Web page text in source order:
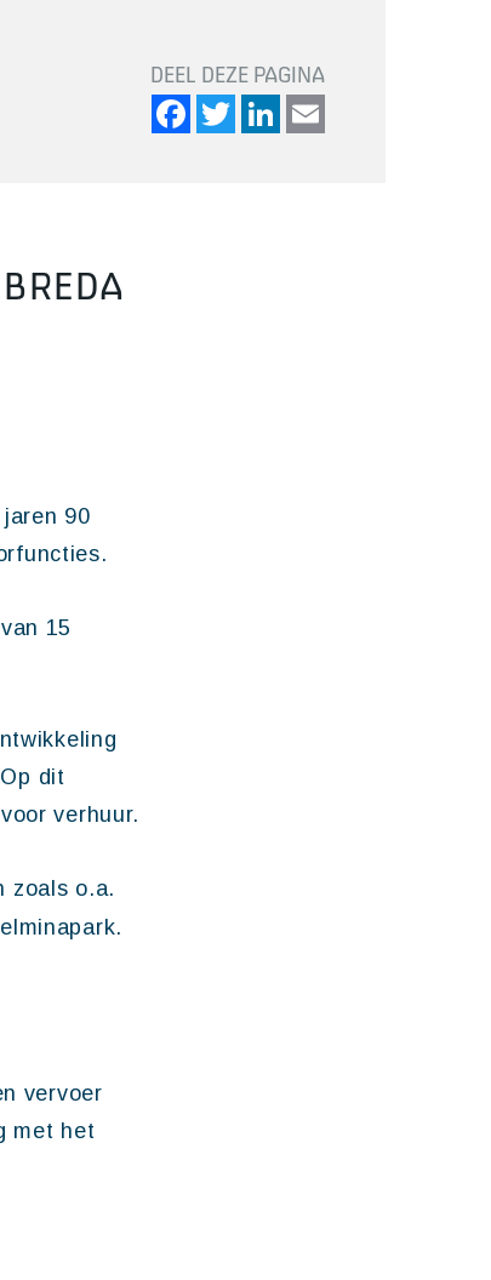
DEEL DEZE PAGINA
FacebookTwitterLinkedIn
90
15
dit
verhuur.
zoals o.a.
vervoer
met het